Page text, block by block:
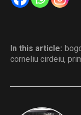
In this article:
corneliu cirdeiu,